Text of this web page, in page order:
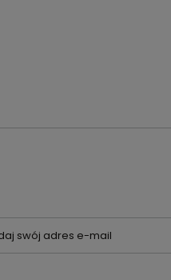
swój adres e-mail